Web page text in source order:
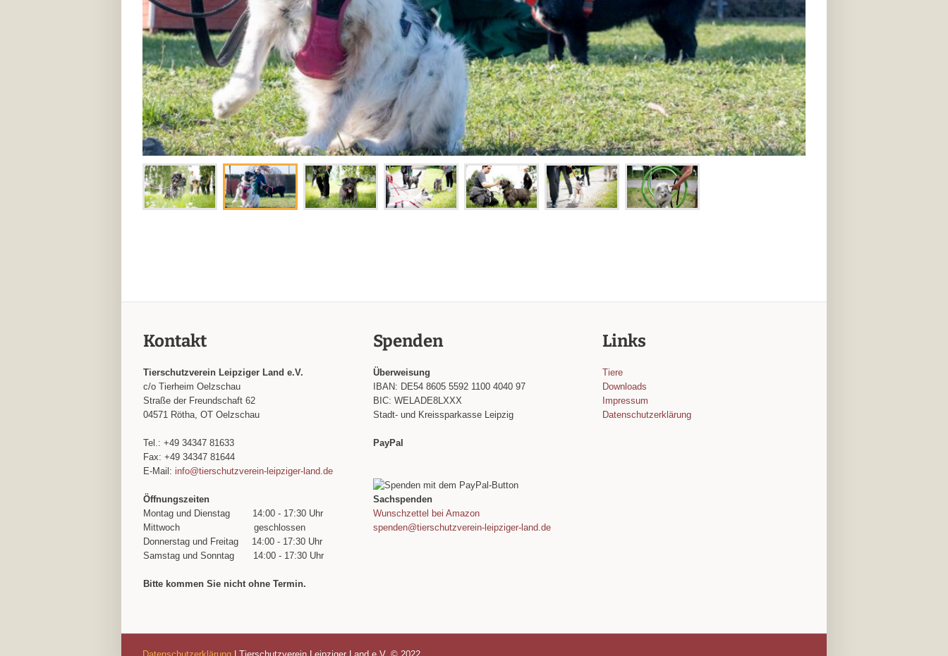
Kontakt
Tierschutzverein Leipziger Land e.V.
c/o Tierheim Oelzschau
Straße der Freundschaft 62
04571 Rötha, OT Oelzschau
Tel.: +49 34347 81633
Fax: +49 34347 81644
E-Mail: info@tierschutzverein-leipziger-land.de
Öffnungszeiten
Montag und Dienstag
14:00 - 17:30 Uhr
Mittwoch
geschlossen
Donnerstag und Freitag
14:00 - 17:30 Uhr
Samstag und Sonntag
14:00 - 17:30 Uhr
Bitte kommen Sie nicht ohne Termin.
Spenden
Überweisung
IBAN: DE54 8605 5592 1100 4040 97
BIC: WELADE8LXXX
Stadt- und Kreissparkasse Leipzig
PayPal
Sachspenden
Wunschzettel bei Amazon
spenden@tierschutzverein-leipziger-land.de
Links
Tiere
Downloads
Impressum
Datenschutzerklärung